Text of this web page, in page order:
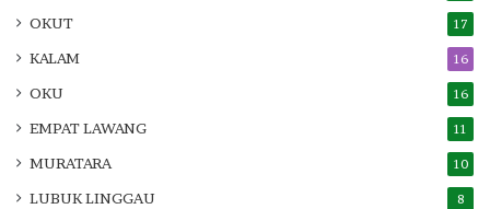
OKUT 17
KALAM 16
OKU 16
EMPAT LAWANG 11
MURATARA 10
LUBUK LINGGAU 8